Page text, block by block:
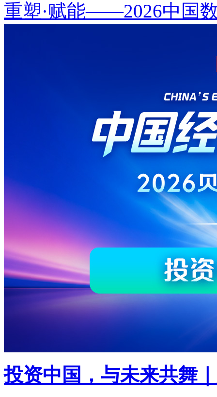
重塑·赋能——2026中国
投资中国，与未来共舞